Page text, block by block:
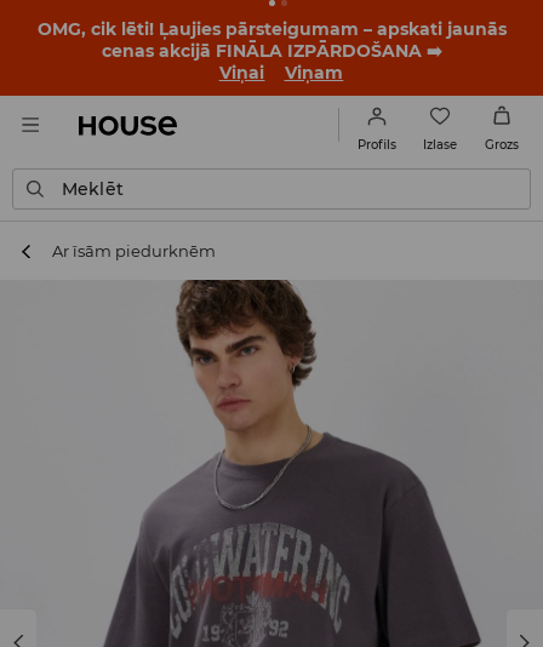
BACK TO SCHOOL📒Labākie stāsti sākas vēl pirms
pirmā zvana. Sāc jauno mācību gadu ar jaunu stilu!
Viņai
Viņam
Profils Izlase Grozs
Meklēt
Ar īsām piedurknēm